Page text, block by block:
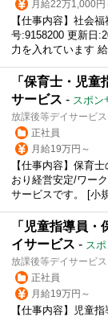
月給22万1,000円
【仕事内容】社会
号:9158200 更新日
力を入れています
「保育士・児
サービス - スポン
放課後等デイサービ
正社員
月給19万円～
【仕事内容】保育
おり経営安定/ワー
サービスです。 [小
「児童指導員
イサービス - ス
放課後等デイサービ
正社員
月給19万円～
【仕事内容】児童